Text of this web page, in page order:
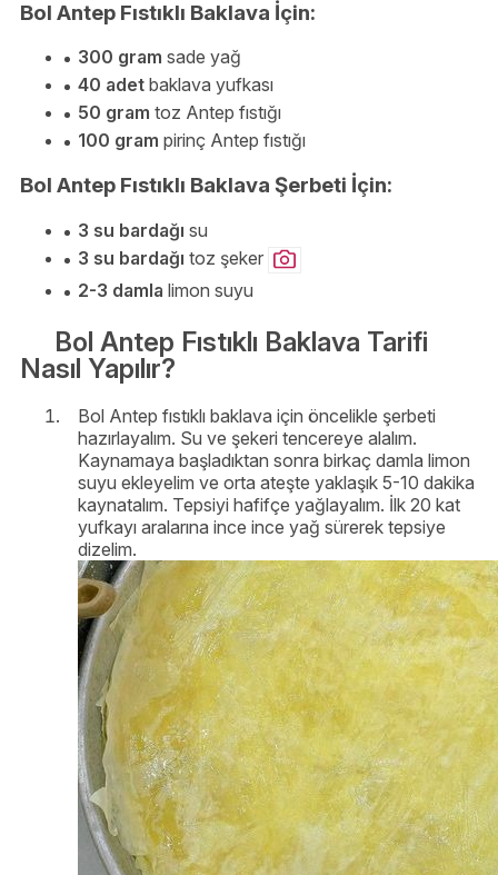
Bol Antep Fıstıklı Baklava İçin:
300 gram sade yağ
40 adet baklava yufkası
50 gram toz Antep fıstığı
100 gram pirinç Antep fıstığı
Bol Antep Fıstıklı Baklava Şerbeti İçin:
3 su bardağı su
3 su bardağı toz şeker
2-3 damla limon suyu
Bol Antep Fıstıklı Baklava Tarifi
Nasıl Yapılır?
Bol Antep fıstıklı baklava için öncelikle şerbeti
hazırlayalım. Su ve şekeri tencereye alalım.
Kaynamaya başladıktan sonra birkaç damla limon
suyu ekleyelim ve orta ateşte yaklaşık 5-10 dakika
kaynatalım. Tepsiyi hafifçe yağlayalım. İlk 20 kat
yufkayı aralarına ince ince yağ sürerek tepsiye
dizelim.